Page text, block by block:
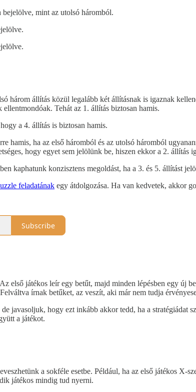
mint az utolsó háromból.
három állítás közül legalább két állításnak is igaznak
Tehát az 1. állítás biztosan hamis.
a 4. állítás is biztosan hamis.
hamis, ha az első háromból és az utolsó háromból
hogy egyet sem jelölünk be, hiszen ekkor a 2.
kaphatunk konzisztens megoldást, ha a 3. és 5. állítást
feladatának egy átdolgozása. Ha van kedvetek, akkor
Subscribe
első játékos leír egy betűt, majd minden lépésben egy új
írnak betűket, az veszít, aki már nem tudja
de javasoljuk, hogy ezt inkább akkor tedd, ha a stratégiádat
a játékot.
a sokféle esetbe. Például, ha az első játékos
játékos mindig tud nyerni.